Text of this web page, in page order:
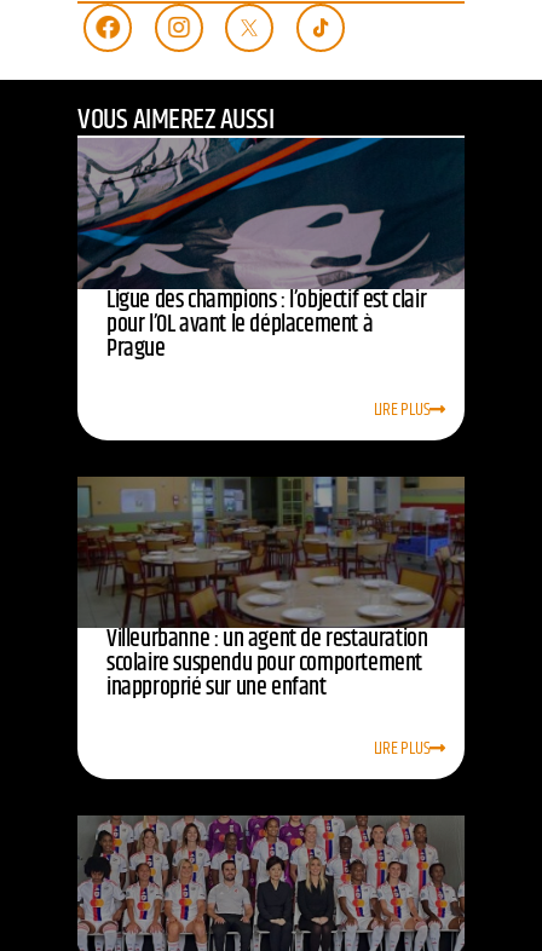
VOUS AIMEREZ AUSSI
Ligue des champions : l’objectif est clair
pour l’OL avant le déplacement à
Prague
LIRE PLUS
Villeurbanne : un agent de restauration
scolaire suspendu pour comportement
inapproprié sur une enfant
LIRE PLUS